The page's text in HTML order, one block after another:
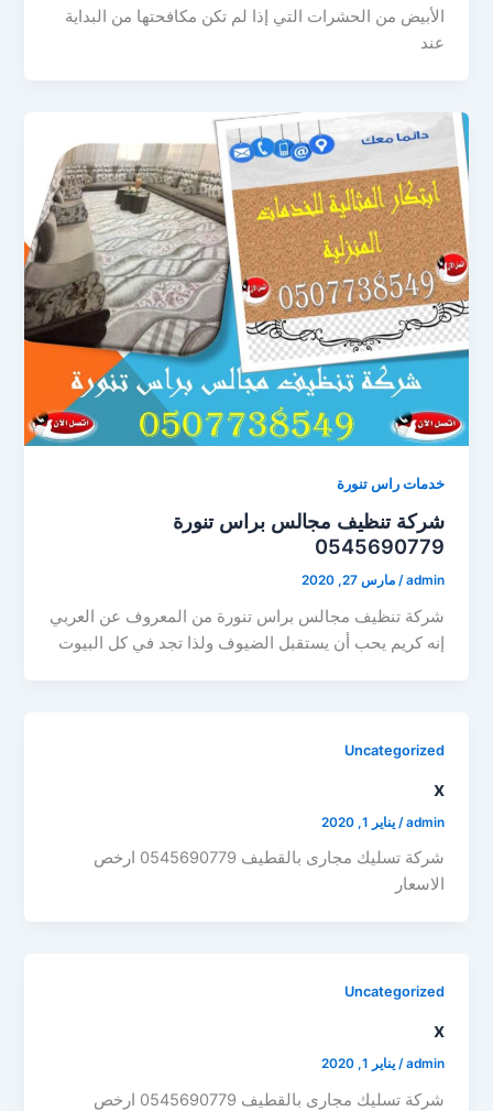
الأبيض من الحشرات التي إذا لم تكن مكافحتها من البداية
عند
خدمات راس تنورة
شركة تنظيف مجالس براس تنورة
0545690779
admin
/مارس 27, 2020
شركة تنظيف مجالس براس تنورة من المعروف عن العربي
إنه كريم يحب أن يستقبل الضيوف ولذا تجد في كل البيوت
Uncategorized
x
admin
/يناير 1, 2020
شركة تسليك مجارى بالقطيف 0545690779 ارخص
الاسعار
Uncategorized
x
admin
/يناير 1, 2020
شركة تسليك مجارى بالقطيف 0545690779 ارخص